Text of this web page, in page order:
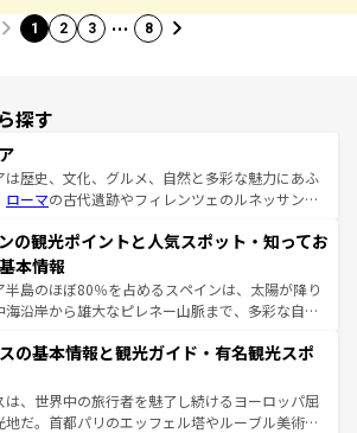
1 2 3 … 8
探す
は歴史、文化、グルメ、自然と多彩な魅力にあふ
ローマの古代遺跡やフィレンツェのルネッサンス
スカーナの美しい田園風景やアマルフィ海岸の絶
自然景観も見逃せない。観光の合間には、本場の
スタなど、絶品のイタリア料理を堪能することも
朝目覚めてから夜眠るまで、すべての瞬間を楽し
着のイタリア情報はコンテンツ一覧を参照してほ
の観光ポイントと人気スポット・知ってお
本情報
半島のほぼ80％を占めるスペインは、太陽が降り
海沿岸から雄大なピレネー山脈まで、多彩な自然
付くこの国では、情熱的なフラメンコ、熱気あふ
、そして美味しいタパスが生活の一部となってい
マドリードの洗練された雰囲気や、バルセロナの
溢れた街角から、地方では古代ローマ遺跡や中世
の基本情報と観光ガイド・有名観光スポ
は、世界中の旅行者を魅了し続けるヨーロッパ屈
地だ。首都パリのエッフェル塔やルーブル美術館